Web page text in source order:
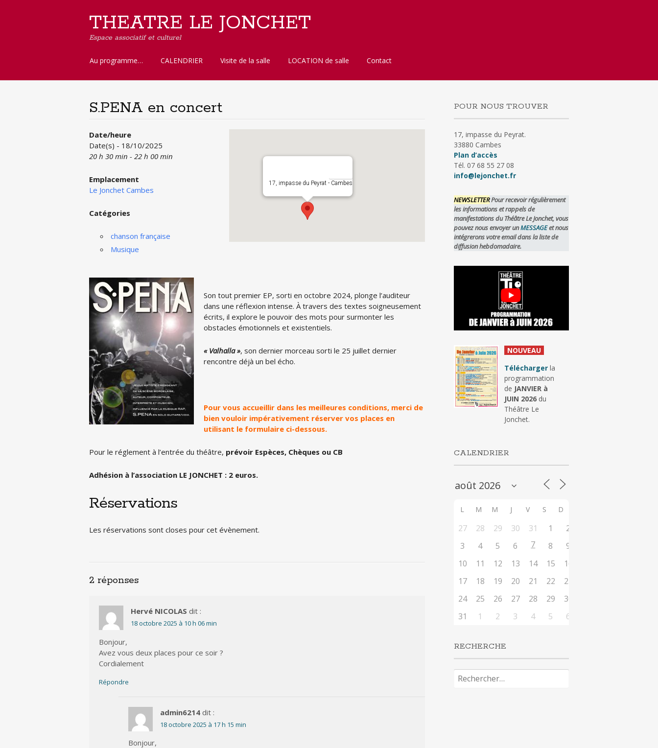
THEATRE LE JONCHET
Espace associatif et culturel
Aller
contenu
Au programme… CALENDRIER Visite de la salle LOCATION de salle Contact
S.PENA en concert
17, impasse du Peyrat - Cambes
Date/heure
Date(s) - 18/10/2025
20 h 30 min - 22 h 00 min
Emplacement
Le Jonchet Cambes
Catégories
chanson française
Musique
Son tout premier EP, sorti en octobre 2024, plonge l’auditeur
dans une réflexion intense. À travers des textes soigneusement
écrits, il explore le pouvoir des mots pour surmonter les
obstacles émotionnels et existentiels.
« Valhalla », son dernier morceau sorti le 25 juillet dernier
rencontre déjà un bel écho.
Pour vous accueillir dans les meilleures conditions, merci de
bien vouloir impérativement réserver vos places en
utilisant le formulaire ci-dessous.
Pour le réglement à l’entrée du théâtre, prévoir Espèces, Chèques ou CB
Adhésion à l’association LE JONCHET : 2 euros.
Réservations
Les réservations sont closes pour cet évènement.
2 réponses
Hervé NICOLAS dit :
18 octobre 2025 à 10 h 06 min
Bonjour,
Avez vous deux places pour ce soir ?
Cordialement
Répondre
admin6214 dit :
18 octobre 2025 à 17 h 15 min
Bonjour,
POUR NOUS TROUVER
17, impasse du Peyrat.
33880 Cambes
Plan d’accès
Tél. 07 68 55 27 08
info@lejonchet.fr
NEWSLETTERPour recevoir régulièrement
les informations et rappels de
manifestations du Théâtre Le Jonchet, vous
pouvez nous envoyer unMESSAGEet nous
intégrerons votre email dans la liste de
diffusion hebdomadaire.
NOUVEAU
Télécharger la
programmation
de JANVIER à
JUIN 2026 du
Théâtre Le
Jonchet.
CALENDRIER
L M M J V S D
27 28 29 30 31 1
2
3
4 5 6 7 8
9
10
11 12 13 14 15
16
17
18 19 20 21 22
23
24
25 26 27 28 29
30
31
1 2 3 4 5 6
RECHERCHE